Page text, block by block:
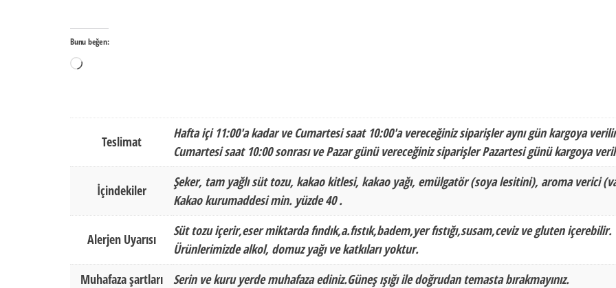
Bunu beğen:
Yükleniyor...
Teslimat
Hafta içi 11:00'a kadar ve Cumartesi saat 10:00'a vereceğiniz siparişler aynı gün kargoya
Cumartesi saat 10:00 sonrası ve Pazar günü vereceğiniz siparişler Pazartesi günü kargoya
İçindekiler
Şeker, tam yağlı süt tozu, kakao kitlesi, kakao yağı, emülgatör (soya lesitini), aroma verici
Kakao kurumaddesi min. yüzde 40 .
Alerjen Uyarısı
Süt tozu içerir,eser miktarda fındık,a.fıstık,badem,yer fıstığı,susam,ceviz ve gluten içerebilir.
Ürünlerimizde alkol, domuz yağı ve katkıları yoktur.
Muhafaza şartları
Serin ve kuru yerde muhafaza ediniz.Güneş ışığı ile doğrudan temasta bırakmayınız.